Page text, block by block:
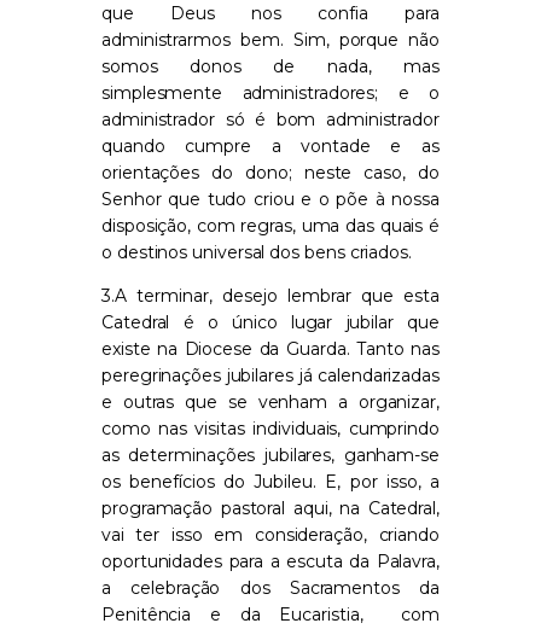
que Deus nos confia para
administrarmos bem. Sim, porque não
somos donos de nada, mas
simplesmente administradores; e o
administrador só é bom administrador
quando cumpre a vontade e as
orientações do dono; neste caso, do
Senhor que tudo criou e o põe à nossa
disposição, com regras, uma das quais é
o destinos universal dos bens criados.
3.A terminar, desejo lembrar que esta
Catedral é o único lugar jubilar que
existe na Diocese da Guarda. Tanto nas
peregrinações jubilares já calendarizadas
e outras que se venham a organizar,
como nas visitas individuais, cumprindo
as determinações jubilares, ganham-se
os benefícios do Jubileu. E, por isso, a
programação pastoral aqui, na Catedral,
vai ter isso em consideração, criando
oportunidades para a escuta da Palavra,
a celebração dos Sacramentos da
Penitência e da Eucaristia, com